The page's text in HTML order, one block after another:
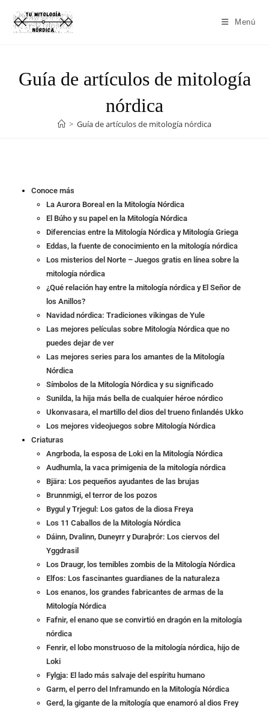
Menú
Guía de artículos de mitología
nórdica
> Guía de artículos de mitología nórdica
Conoce más
La Aurora Boreal en la Mitología Nórdica
El Búho y su papel en la Mitología Nórdica
Diferencias entre la Mitología Nórdica y Mitología Griega
Eddas, la fuente de conocimiento en la mitología nórdica
Los misterios del Norte – Juegos gratis en línea sobre la
mitología nórdica
¿Qué relación hay entre la mitología nórdica y El Señor de
los Anillos?
Navidad nórdica: Tradiciones vikingas de Yule
Las mejores películas sobre Mitología Nórdica que no
puedes dejar de ver
Las mejores series para los amantes de la Mitología
Nórdica
Símbolos de la Mitología Nórdica y su significado
Sunilda, la hija más bella de cualquier héroe nórdico
Ukonvasara, el martillo del dios del trueno finlandés Ukko
Los mejores videojuegos sobre Mitología Nórdica
Criaturas
Angrboda, la esposa de Loki en la Mitología Nórdica
Audhumla, la vaca primigenia de la mitología nórdica
Bjära: Los pequeños ayudantes de las brujas
Brunnmigi, el terror de los pozos
Bygul y Trjegul: Los gatos de la diosa Freya
Los 11 Caballos de la Mitología Nórdica
Dáinn, Dvalinn, Duneyrr y Duraþrór: Los ciervos del
Yggdrasil
Los Draugr, los temibles zombis de la Mitología Nórdica
Elfos: Los fascinantes guardianes de la naturaleza
Los enanos, los grandes fabricantes de armas de la
Mitología Nórdica
Fafnir, el enano que se convirtió en dragón en la mitología
nórdica
Fenrir, el lobo monstruoso de la mitología nórdica, hijo de
Loki
Fylgja: El lado más salvaje del espíritu humano
Garm, el perro del Inframundo en la Mitología Nórdica
Gerd, la gigante de la mitología que enamoró al dios Frey